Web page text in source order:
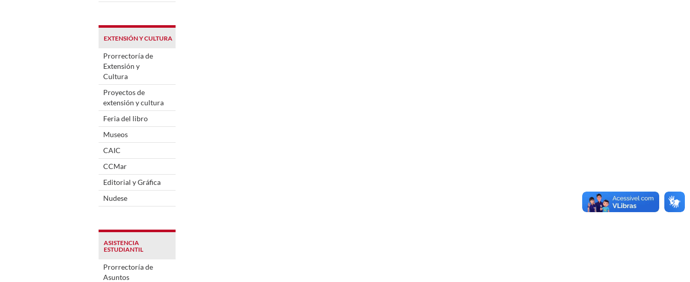
EXTENSIÓN Y CULTURA
Prorrectoría de
Extensión y
Cultura
Proyectos de
extensión y cultura
Feria del libro
Museos
CAIC
CCMar
Editorial y Gráfica
Nudese
ASISTENCIA
ESTUDIANTIL
Prorrectoría de
Asuntos